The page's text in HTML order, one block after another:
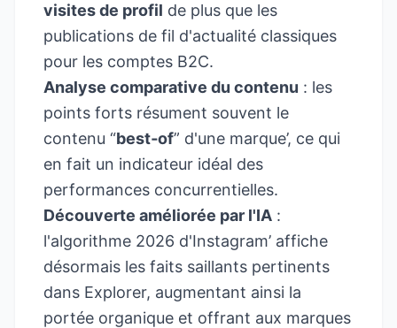
visites de profil de plus que les
publications de fil d'actualité classiques
pour les comptes B2C.
Analyse comparative du contenu : les
points forts résument souvent le
contenu “best‑of” d'une marque’, ce qui
en fait un indicateur idéal des
performances concurrentielles.
Découverte améliorée par l'IA :
l'algorithme 2026 d'Instagram’ affiche
désormais les faits saillants pertinents
dans Explorer, augmentant ainsi la
portée organique et offrant aux marques